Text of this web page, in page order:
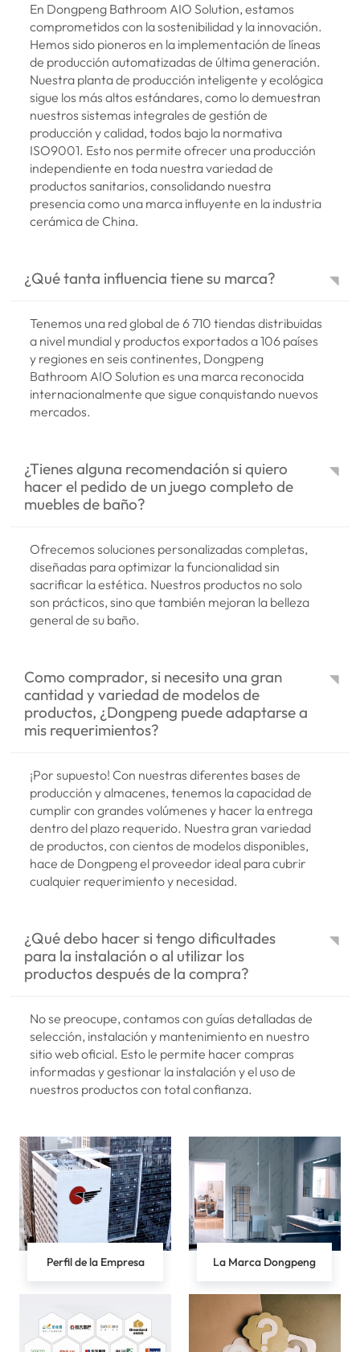
En Dongpeng Bathroom AIO Solution, estamos
comprometidos con la sostenibilidad y la innovación.
Hemos sido pioneros en la implementación de líneas
de producción automatizadas de última generación.
Nuestra planta de producción inteligente y ecológica
sigue los más altos estándares, como lo demuestran
nuestros sistemas integrales de gestión de
producción y calidad, todos bajo la normativa
ISO9001. Esto nos permite ofrecer una producción
independiente en toda nuestra variedad de
productos sanitarios, consolidando nuestra
presencia como una marca influyente en la industria
cerámica de China.
¿Qué tanta influencia tiene su marca?
Tenemos una red global de 6 710 tiendas distribuidas
a nivel mundial y productos exportados a 106 países
y regiones en seis continentes, Dongpeng
Bathroom AIO Solution es una marca reconocida
internacionalmente que sigue conquistando nuevos
mercados.
¿Tienes alguna recomendación si quiero
hacer el pedido de un juego completo de
muebles de baño?
Ofrecemos soluciones personalizadas completas,
diseñadas para optimizar la funcionalidad sin
sacrificar la estética. Nuestros productos no solo
son prácticos, sino que también mejoran la belleza
general de su baño.
Como comprador, si necesito una gran
cantidad y variedad de modelos de
productos, ¿Dongpeng puede adaptarse a
mis requerimientos?
¡Por supuesto! Con nuestras diferentes bases de
producción y almacenes, tenemos la capacidad de
cumplir con grandes volúmenes y hacer la entrega
dentro del plazo requerido. Nuestra gran variedad
de productos, con cientos de modelos disponibles,
hace de Dongpeng el proveedor ideal para cubrir
cualquier requerimiento y necesidad.
¿Qué debo hacer si tengo dificultades
para la instalación o al utilizar los
productos después de la compra?
No se preocupe, contamos con guías detalladas de
selección, instalación y mantenimiento en nuestro
sitio web oficial. Esto le permite hacer compras
informadas y gestionar la instalación y el uso de
nuestros productos con total confianza.
Perfil de la Empresa La Marca Dongpeng